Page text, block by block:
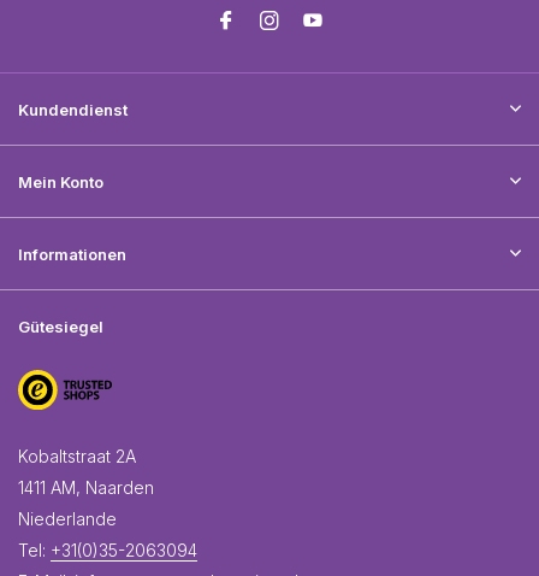
Kundendienst
Mein Konto
Informationen
Gütesiegel
Kobaltstraat 2A
1411 AM, Naarden
Niederlande
Tel: +31(0)35-2063094